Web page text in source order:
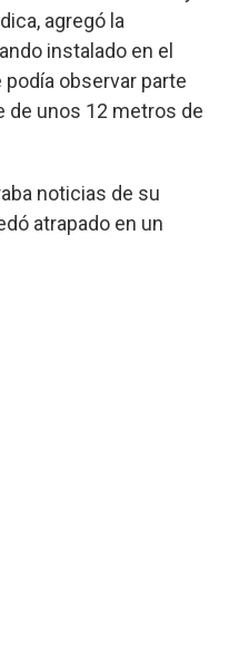
agregó la
instalado en el
observar parte
de unos 12 metros de
noticias de su
atrapado en un